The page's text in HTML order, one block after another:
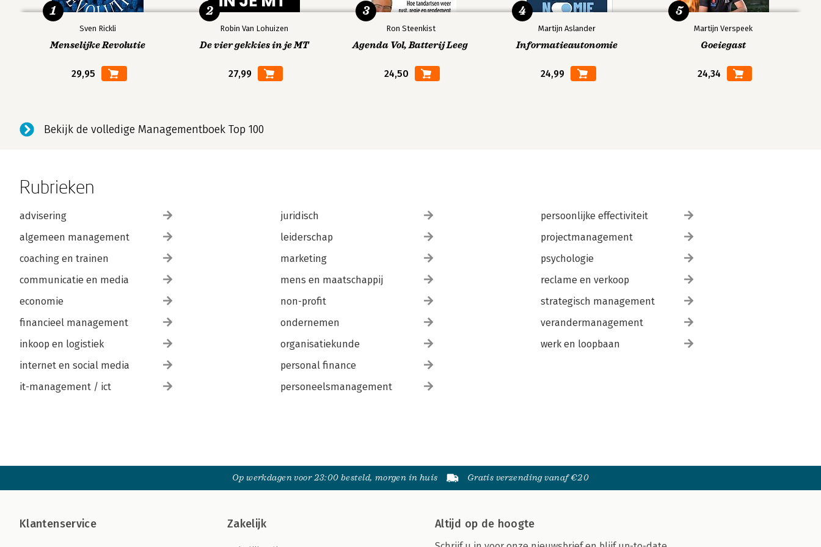
Sven Rickli
Menselijke Revolutie
29,95
1
Robin Van Lohuizen
De vier gekkies in je MT
27,99
2
Ron Steenkist
Agenda Vol, Batterij Leeg
24,50
3
Martijn Aslander
Informatieautonomie
24,99
4
Martijn Verspeek
Goeiegast
24,34
5
Bekijk de volledige Managementboek Top 100
Rubrieken
advisering
algemeen management
coaching en trainen
communicatie en media
economie
financieel management
inkoop en logistiek
internet en social media
it-management / ict
juridisch
leiderschap
marketing
mens en maatschappij
non-profit
ondernemen
organisatiekunde
personal finance
personeelsmanagement
persoonlijke effectiviteit
projectmanagement
psychologie
reclame en verkoop
strategisch management
verandermanagement
werk en loopbaan
Op werkdagen voor 23:00 besteld, morgen in huis Gratis verzending vanaf €20
Klantenservice Zakelijk Altijd op de hoogte